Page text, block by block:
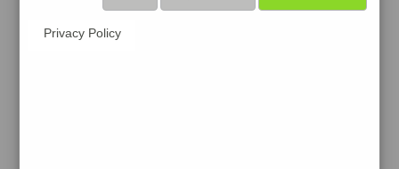
Privacy Policy